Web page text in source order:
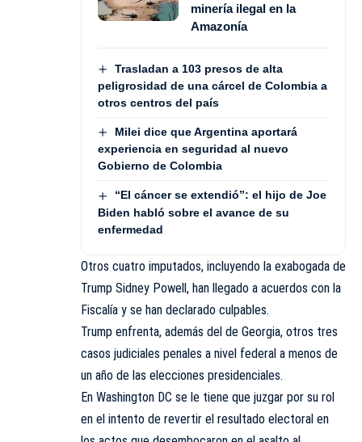
minería ilegal en la
Amazonía
Trasladan a 103 presos de alta
peligrosidad de una cárcel de Colombia a
otros centros del país
Milei dice que Argentina aportará
experiencia en seguridad al nuevo
Gobierno de Colombia
“El cáncer se extendió”: el hijo de Joe
Biden habló sobre el avance de su
enfermedad
Otros cuatro imputados, incluyendo la exabogada de
Trump Sidney Powell, han llegado a acuerdos con la
Fiscalía y se han declarado culpables.
Trump enfrenta, además del de Georgia, otros tres
casos judiciales penales a nivel federal a menos de
un año de las elecciones presidenciales.
En Washington DC se le tiene que juzgar por su rol
en el intento de revertir el resultado electoral en